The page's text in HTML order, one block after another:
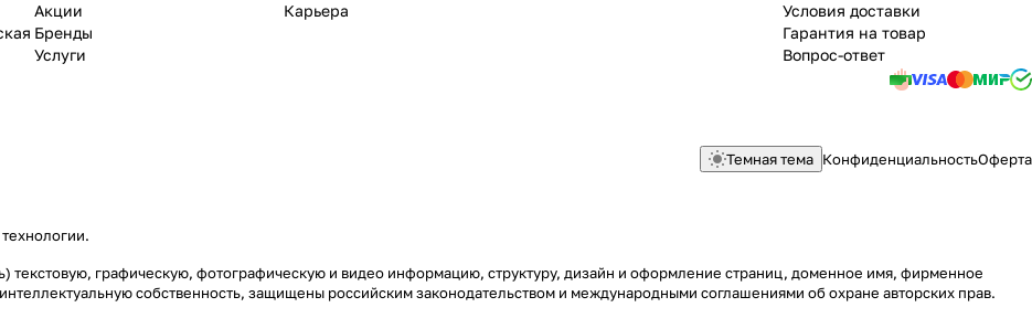
Акции
Бренды
Услуги
Карьера
Условия доставки
Гарантия на товар
Вопрос-ответ
Темная тема КонфиденциальностьОферта
.
текстовую, графическую, фотографическую и видео информацию, структуру, дизайн и оформление страниц, доменное имя, фирменное
собственность, защищены российским законодательством и международными соглашениями об охране авторских прав.